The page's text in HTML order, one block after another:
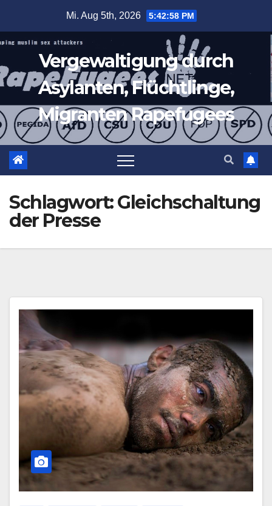
springen
Mi. Aug 5th, 2026 5:42:58 PM
Vergewaltigung durch
Asylanten, Flüchtlinge,
Migranten Rapefugees
Schlagwort:Gleichschaltung
der Presse